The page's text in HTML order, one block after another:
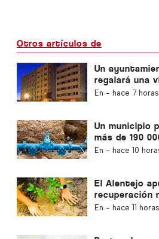
Otros artículos de
Un
regalará una
ciudadanos
En - hace 7 horas
Un municipio
más de 190
suministro de
En - hace 10
El Alentejo
recuperación
con fondos
En - hace 11 horas